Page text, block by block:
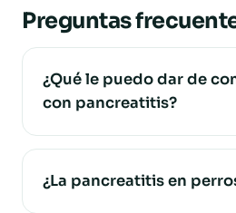
Preguntas
¿Qué le puedo dar de
con pancreatitis?
¿La pancreatitis en